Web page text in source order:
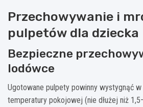
Przechowywanie i
pulpetów dla dziecka
Bezpieczne
lodówce
Ugotowane pulpety powinny wystygnąć
temperatury pokojowej (nie dłużej niż